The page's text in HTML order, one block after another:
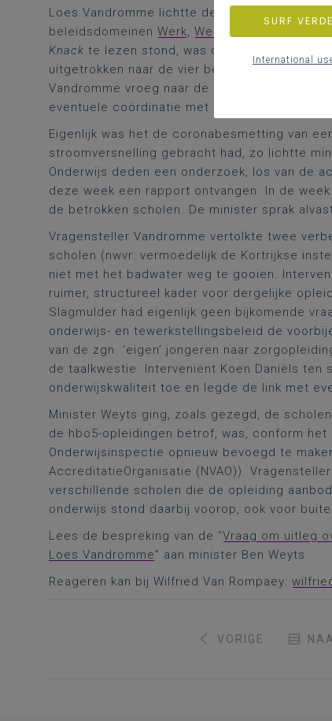
Loes Vandromme lichtte de
beleidsdomeinen Werk, Welzijn/
Knack te lezen stond, was de
uitgetrokken naar de vier betrokken scholen.
Vandromme vroeg naar de motieven voor het
eventuele coördinatie met de acties van de
Eigenlijk was het de coronabesmetting van
stroomversnelling gebracht had, zo lichtte
Onderwijs deden een onderzoek, los van de
deze week een rapport ontvangen. In de
de betrokken scholen. De minister sprak
Vragensteller Vandromme vertolkte twee
scholen (nwvr: vermoedelijk de Kortrijkse
niet met het badwater weg te gooien.
ruimer, structureel kader voor dergelijke
Slagmulder had eigenlijk geen bijkomende
onderwijs- en tewerkstellingsbeleid de
van de zgn. ‘eigen’ jongeren naar
de taalkwestie. Interveniënt Koen Daniëls
onderwijskwaliteit toe en legde de link met
Minister Weyts ging, zoals gezegd, de
de hbo5-opleidingen betrof, was, conform
Onderwijsinspectie opnieuw bevoegd te
AccreditatieOrganisatie (NVAO)).
verschillende scholen die de opleiding
onderwijs stond daarbij voorop, ook voor
Lees de bespreking van de “Vraag om uitleg
Loes Vandromme” aan minister Ben Weyts.
Reageren kan bij Wilfried Van Rompaey:
VORIGE
SURF
International